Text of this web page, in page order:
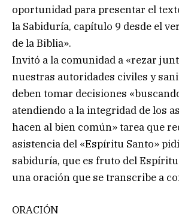
oportunidad para presentar el
la Sabiduría, capítulo 9 desde el
de la Biblia».
Invitó a la comunidad a «rezar
nuestras autoridades civiles y
deben tomar decisiones
atendiendo a la integridad de los
hacen al bien común» tarea que
asistencia del «Espíritu Santo»
sabiduría, que es fruto del
una oración que se transcribe a
ORACIÓN